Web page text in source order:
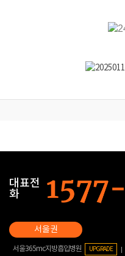
대표전
화
서울365mc지방흡입병원 UPGRADE